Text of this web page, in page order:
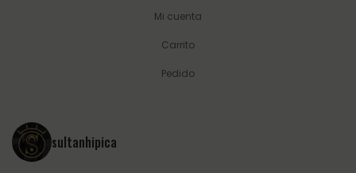
Mi cuenta
Carrito
Pedido
sultanhipica